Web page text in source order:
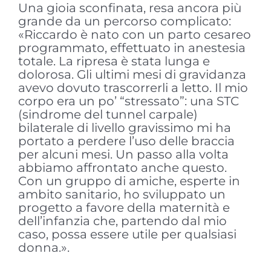
Una gioia sconfinata, resa ancora più
grande da un percorso complicato:
«Riccardo è nato con un parto cesareo
programmato, effettuato in anestesia
totale. La ripresa è stata lunga e
dolorosa. Gli ultimi mesi di gravidanza
avevo dovuto trascorrerli a letto. Il mio
corpo era un po’ “stressato”: una STC
(sindrome del tunnel carpale)
bilaterale di livello gravissimo mi ha
portato a perdere l’uso delle braccia
per alcuni mesi. Un passo alla volta
abbiamo affrontato anche questo.
Con un gruppo di amiche, esperte in
ambito sanitario, ho sviluppato un
progetto a favore della maternità e
dell’infanzia che, partendo dal mio
caso, possa essere utile per qualsiasi
donna.».